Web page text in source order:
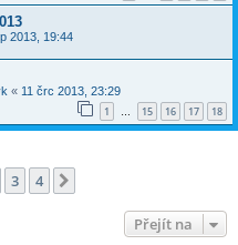
2013, 19:44
« 11 črc 2013, 23:29
1 … 15 16 17 18
3 4
Přejít na